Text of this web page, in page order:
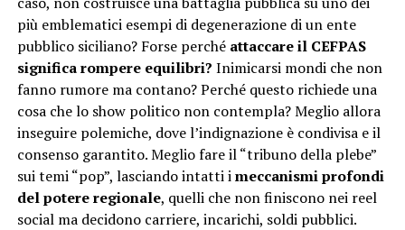
più emblematici esempi di degenerazione di un ente
pubblico siciliano? Forse perché attaccare il CEFPAS
significa rompere equilibri? Inimicarsi mondi che non
fanno rumore ma contano? Perché questo richiede una
cosa che lo show politico non contempla?Meglio allora
inseguire polemiche, dove l’indignazione è condivisa e il
consenso garantito. Meglio fare il “tribuno della plebe”
sui temi “pop”, lasciando intatti imeccanismi profondi
del potere regionale, quelli che non finiscono nei reel
social ma decidono carriere, incarichi, soldi pubblici.